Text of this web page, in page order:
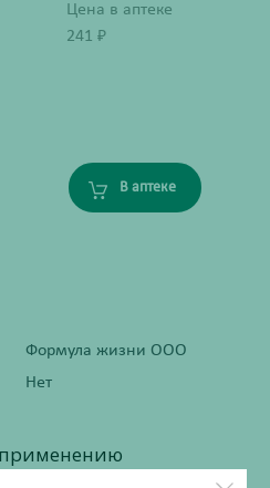
Цена в аптеке
241 ₽
В аптеке
Формула жизни ООО
Нет